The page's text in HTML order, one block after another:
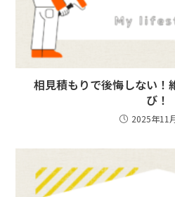
相見積もりで後悔しない！
び！
2025年11